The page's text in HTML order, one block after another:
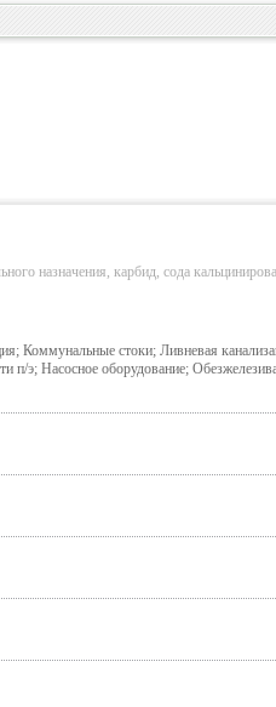
назначения, карбид, сода
Коммунальные стоки; Ливневая
п/э; Насосное оборудование;